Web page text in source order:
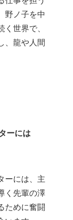
野ノ子を中
世界で、
、龍や人間
ーには
ーには、主
く先輩の澤
ために奮闘